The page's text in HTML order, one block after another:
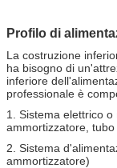
Profilo di
La costruzione
ha bisogno di
inferiore
professionale è
1. Sistema elettrico o
ammortizzatore,
2. Sistema
ammortizzatore)